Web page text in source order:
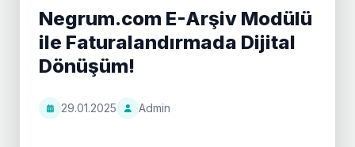
Negrum.com E-Arşiv Modülü
ile Faturalandırmada Dijital
Dönüşüm!
29.01.2025 Admin